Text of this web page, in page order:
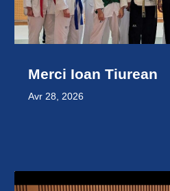
Merci Ioan Tiurean
Avr 28, 2026